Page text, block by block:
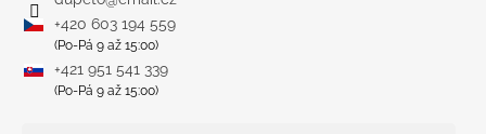
+420 603 194 559
(Po-Pá 9 až 15:00)
+421 951 541 339
(Po-Pá 9 až 15:00)